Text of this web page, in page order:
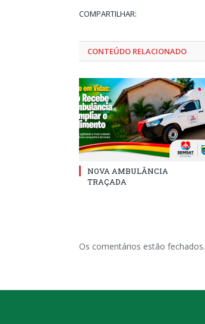
COMPARTILHAR:
CONTEÚDO RELACIONADO
NOVA AMBULÂNCIA
TRAÇADA
Os comentários estão fechados.